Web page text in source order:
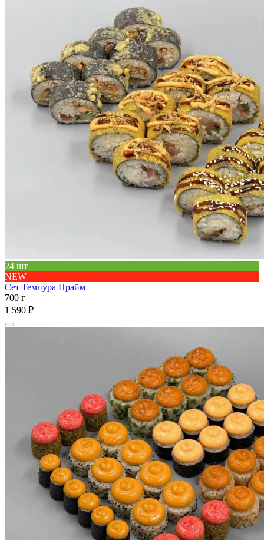
24 шт
NEW
Сет Темпура Прайм
700 г
1 590 ₽